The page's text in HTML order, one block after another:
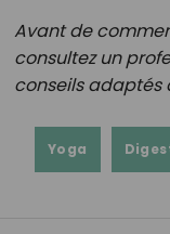
Avant de
consultez un
conseils adaptés
Yoga